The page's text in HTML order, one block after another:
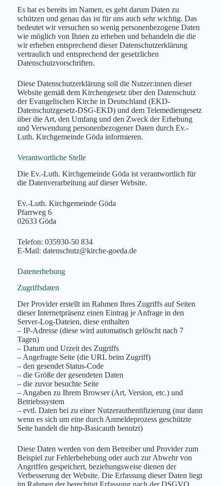
Es hat es bereits im Namen, es geht darum Daten zu
schützen und genau das ist für uns auch sehr wichtig. Das
bedeutet wir versuchen so wenig personenbezogene Daten
wie möglich von Ihnen zu erheben und behandeln die die
wir erheben entsprechend dieser Datenschutzerklärung
vertraulich und entsprechend der gesetzlichen
Datenschutzvorschriften.
Diese Datenschutzerklärung soll die Nutzer:innen dieser
Website gemäß dem Kirchengesetz über den Datenschutz
der Evangelischen Kirche in Deutschland (EKD-
Datenschutzgesetz-DSG-EKD) und dem Telemediengesetz
über die Art, den Umfang und den Zweck der Erhebung
und Verwendung personenbezogener Daten durch Ev.-
Luth. Kirchgemeinde Göda informieren.
Verantwortliche Stelle
Die Ev.-Luth. Kirchgemeinde Göda ist verantwortlich für
die Datenverarbeitung auf dieser Website.
Ev.-Luth. Kirchgemeinde Göda
Pfarrweg 6
02633 Göda
Telefon: 035930-50 834
E-Mail: datenschutz@kirche-goeda.de
Datenerhebung
Zugriffsdaten
Der Provider erstellt im Rahmen Ihres Zugriffs auf Seiten
dieser Internetpräsenz einen Eintrag je Anfrage in den
Server-Log-Dateien, diese enthalten
– IP-Adresse (diese wird automatisch gelöscht nach 7
Tagen)
– Datum und Urzeit des Zugriffs
– Angefragte Seite (die URL beim Zugriff)
– den gesendet Status-Code
– die Größe der gesendeten Daten
– die zuvor besuchte Seite
– Angaben zu Ihrem Browser (Art, Version, etc.) und
Betriebssystem
– evtl. Daten bei zu einer Nutzerauthentifizierung (nur dann
wenn es sich um eine durch Anmeldeprozess geschützte
Seite handelt die http-Basicauth benutzt)
Diese Daten werden von dem Betreiber und Provider zum
Beispiel zur Fehlerbehebung oder auch zur Abwehr von
Angriffen gespeichert, beziehungsweise dienen der
Verbesserung der Website. Die Erfassung dieser Daten liegt
im Rahmen der berechtigt Erfassung nach der DSGVO.